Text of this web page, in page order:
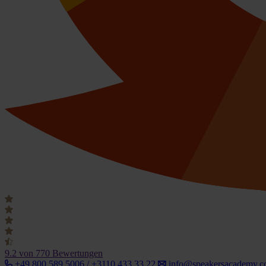
9.2 von 770 Bewertungen
+49 800 589 5006 / +3110 433 33 22